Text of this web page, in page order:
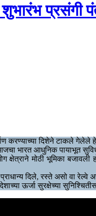
शुभारंभ
करण्याच्या दिशेने टाकले
भारत आधुनिक पायाभूत
क्षेत्राने मोठी भूमिका
दिले, रस्ते असो वा
ऊर्जा सुरक्षेच्या